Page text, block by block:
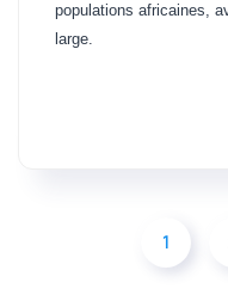
populations africaines,
large.
1